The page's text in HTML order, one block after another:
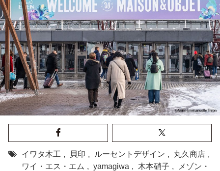
イワタ木工 , 貝印 , ルーセントデザイン , 丸久商店 ,
ワイ・エス・エム , yamagiwa , 木本硝子 ,
メゾン・